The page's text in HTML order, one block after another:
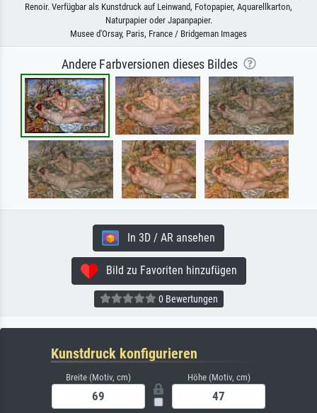
Renoir. Verfügbar als Kunstdruck auf Leinwand, Fotopapier, Aquarellkarton,
Naturpapier oder Japanpapier.
Musee d'Orsay, Paris, France / Bridgeman Images
Andere Farbversionen dieses Bildes
In 3D / AR ansehen
Bild zu Favoriten hinzufügen
0 Bewertungen
Kunstdruck konfigurieren
Breite (Motiv, cm) Höhe (Motiv, cm)